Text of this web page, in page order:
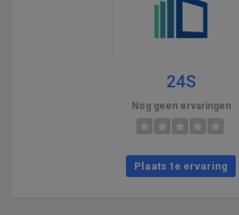
24S
Nog geen ervaringen
Plaats 1e ervaring